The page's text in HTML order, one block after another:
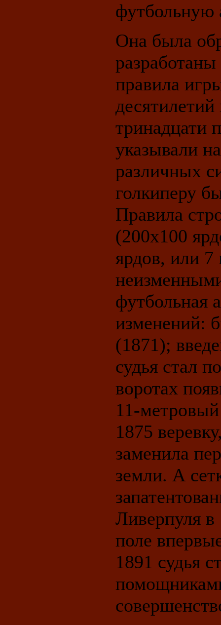
футбольную
Она была
правила
тринадцати
указывали
различных
голкиперу
Правила
(200x100
ярдов, или 7
футбольная
изменений:
(1871);
судья стал
воротах
11-
1875
заменила
земли. А
Ливерпуля
поле
1891 судья